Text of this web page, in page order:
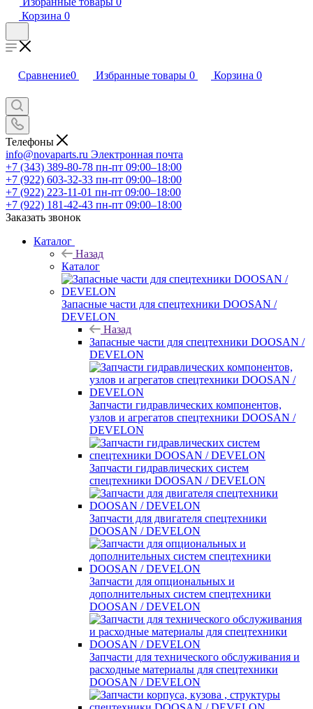
Корзина 0
Сравнение0 Избранные товары 0 Корзина 0
Телефоны
info@novaparts.ru Электронная почта
+7 (343) 389-80-78 пн-пт 09:00–18:00
+7 (922) 603-32-33 пн-пт 09:00–18:00
+7 (922) 223-11-01 пн-пт 09:00–18:00
+7 (922) 181-42-43 пн-пт 09:00–18:00
Заказать звонок
Каталог
Назад
Каталог
Запасные части для спецтехники DOOSAN /
DEVELON
Назад
Запасные части для спецтехники DOOSAN /
DEVELON
Запчасти гидравлических компонентов,
узлов и агрегатов спецтехники DOOSAN /
DEVELON
Запчасти гидравлических систем
спецтехники DOOSAN / DEVELON
Запчасти для двигателя спецтехники
DOOSAN / DEVELON
Запчасти для опциональных и
дополнительных систем спецтехники
DOOSAN / DEVELON
Запчасти для технического обслуживания и
расходные материалы для спецтехники
DOOSAN / DEVELON